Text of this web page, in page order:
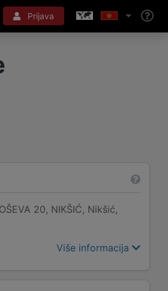
Prijava
20, NIKŠIĆ, Nikšić,
Više informacija